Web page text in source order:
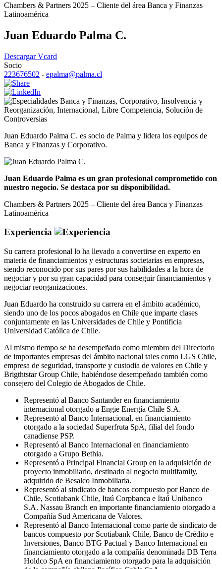
Chambers & Partners 2025 – Cliente del área Banca y Finanzas
Latinoamérica
Juan Eduardo Palma C.
Descargar Vcard
Socio
223676502 - epalma@palma.cl
Banca y Finanzas, Corporativo, Insolvencia y
Reorganización, Internacional, Libre Competencia, Solución de
Controversias
Juan Eduardo Palma C. es socio de Palma y lidera los equipos de
Banca y Finanzas y Corporativo.
Juan Eduardo Palma es un gran profesional comprometido con
nuestro negocio. Se destaca por su disponibilidad.
Chambers & Partners 2025 – Cliente del área Banca y Finanzas
Latinoamérica
Experiencia
Su carrera profesional lo ha llevado a convertirse en experto en
materia de financiamientos y estructuras societarias en empresas,
siendo reconocido por sus pares por sus habilidades a la hora de
negociar y por su gran capacidad para conseguir financiamientos y
negociar reorganizaciones.
Juan Eduardo ha construido su carrera en el ámbito académico,
siendo uno de los pocos abogados en Chile que imparte clases
conjuntamente en las Universidades de Chile y Pontificia
Universidad Católica de Chile.
Al mismo tiempo se ha desempeñado como miembro del Directorio
de importantes empresas del ámbito nacional tales como LGS Chile,
empresa de seguridad, transporte y custodia de valores en Chile y
Brigthtstar Group Chile, habiéndose desempeñado también como
consejero del Colegio de Abogados de Chile.
Representó al Banco Santander en financiamiento
internacional otorgado a Engie Energía Chile S.A.
Representó al Banco Internacional, en financiamiento
otorgado a la sociedad Superfruta SpA, filial del fondo
canadiense PSP.
Representó al Banco Internacional en financiamiento
otorgado a Grupo Bethia.
Representó a Principal Financial Group en la adquisición de
proyecto inmobiliario, destinado al negocio multifamily,
adquirido de Besalco Inmobiliaria.
Representó al sindicato de bancos compuesto por Banco de
Chile, Scotiabank Chile, Itaú Corpbanca e Itaú Unibanco
S.A. Nassau Branch en importante financiamiento otorgado a
Compañía Sud Americana de Valores.
Representó al Banco Internacional como parte de sindicato de
bancos compuesto por Scotiabank Chile, Banco de Crédito e
Inversiones, Banco BTG Pactual y Banco Internacional en
financiamiento otorgado a la compañía denominada DB Terra
Holdco SpA en financiamiento otorgado para la adquisición